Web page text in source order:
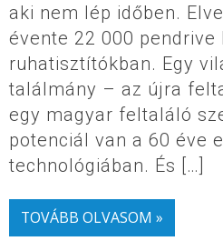
aki nem lép időben.
évente 22 000 pendrive
ruhatisztítókban. Egy
találmány – az újra
egy magyar feltaláló
potenciál van a 60 éve
technológiában. És […]
TOVÁBB OLVASOM »